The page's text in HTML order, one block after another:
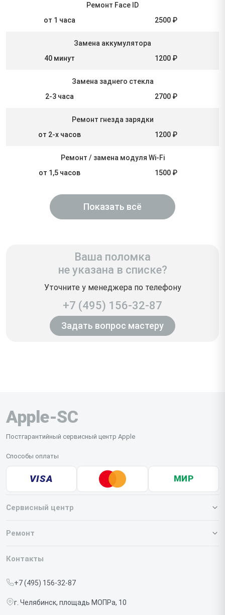
Ремонт Face ID
от 1 часа
2500 ₽
Замена аккумулятора
40 минут
1200 ₽
Замена заднего стекла
2-3 часа
2700 ₽
Ремонт гнезда зарядки
от 2-х часов
1200 ₽
Ремонт / замена модуля Wi-Fi
от 1,5 часов
1500 ₽
Показать всё
Ваша поломка
не указана в списке?
Уточните у менеджера по телефону
+7 (495) 156-32-87
Задать вопрос мастеру
Apple-SC
Постгарантийный сервисный центр Apple
Способы оплаты
VISA МИР
Сервисный центр
О нашем сервисе
Срочный ремонт
Доставка и способы оплаты
Ремонт
Iphone
Контакты
+7 (495) 156-32-87
г. Челябинск, площадь МОПРа, 10